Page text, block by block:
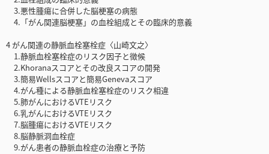
3.悪性腫瘍に合併した脳梗塞の病態
4.「がん関連脳梗塞」の血栓組成とその臨床的意義
4 がん関連の静脈血栓塞栓症〈山崎文之〉
1.静脈血栓塞栓症のリスク因子と徴候
2.Khoranaスコアとその改良スコアの開発
3.簡易Wellsスコアと簡易Genevaスコア
4.がん種による静脈血栓塞栓症のリスク相違
5.肺がんにおけるVTEリスク
6.乳がんにおけるVTEリスク
7.脳腫瘍におけるVTEリスク
8.脳静脈洞血栓症
9.がん患者の静脈血栓症の治療と予防